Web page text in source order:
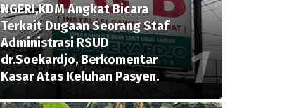
NGERI,KDM Angkat Bicara
Terkait Dugaan Seorang Staf
Administrasi RSUD
dr.Soekardjo, Berkomentar
Kasar Atas Keluhan Pasyen.